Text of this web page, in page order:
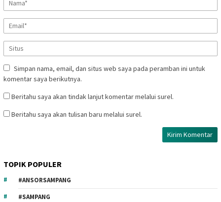
Simpan nama, email, dan situs web saya pada peramban ini untuk
komentar saya berikutnya.
Beritahu saya akan tindak lanjut komentar melalui surel.
Beritahu saya akan tulisan baru melalui surel.
TOPIK POPULER
#ANSORSAMPANG
#SAMPANG